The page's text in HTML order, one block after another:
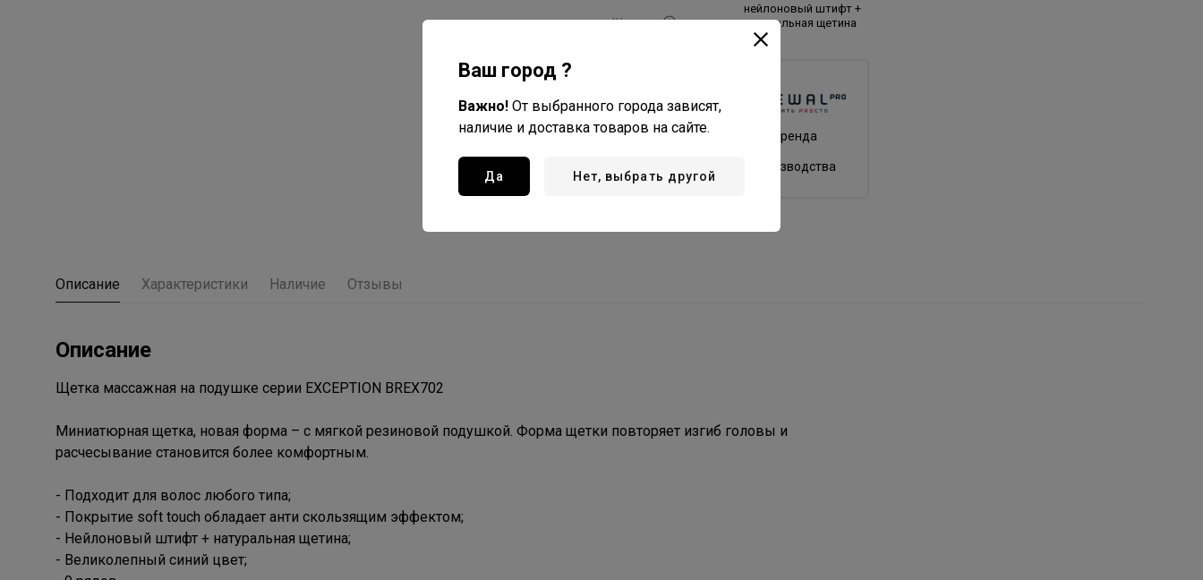
Щетина
нейлоновый штифт +
натуральная щетина
Все товары бренда
Германия - страна бренда
Китай - страна производства
Описание Характеристики Наличие Отзывы
Описание
Щетка массажная на подушке серии EXCEPTION BREX702
Миниатюрная щетка, новая форма – с мягкой резиновой подушкой. Форма щетки повторяет изгиб головы и
расчесывание становится более комфортным.
- Подходит для волос любого типа;
- Покрытие soft touch обладает анти скользящим эффектом;
- Нейлоновый штифт + натуральная щетина;
- Великолепный синий цвет;
Ваш город ?
Важно! От выбранного города зависят,
наличие и доставка товаров на сайте.
Да Нет, выбрать другой